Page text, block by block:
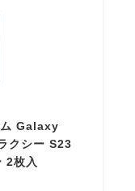
Galaxy
クシー S23
2枚入